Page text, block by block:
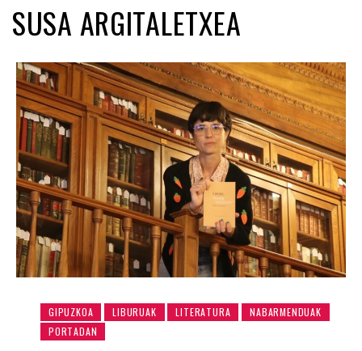
SUSA ARGITALETXEA
GIPUZKOA LIBURUAK LITERATURA
NABARMENDUAK
PORTADAN